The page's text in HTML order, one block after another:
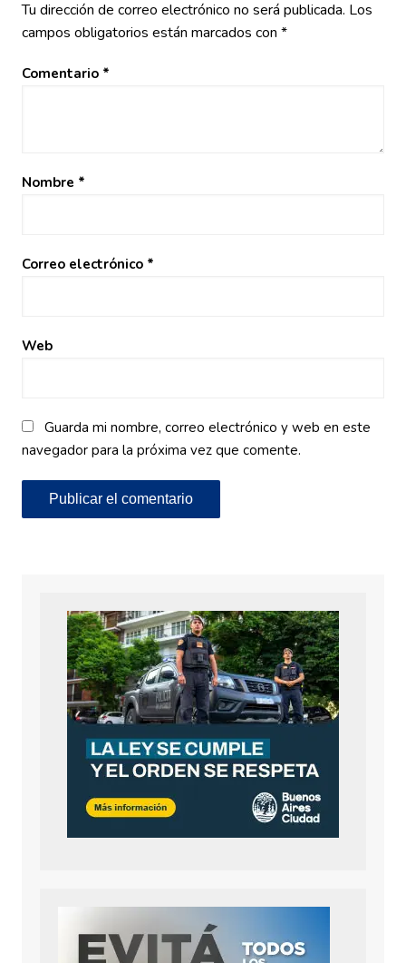
Tu dirección de correo electrónico no será publicada. Los
campos obligatorios están marcados con *
Comentario *
Nombre *
Correo electrónico *
Web
Guarda mi nombre, correo electrónico y web en este
navegador para la próxima vez que comente.